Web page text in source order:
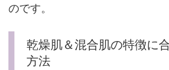
や
ゆ
み
のです。
乾燥肌＆混合肌の特徴に
方法